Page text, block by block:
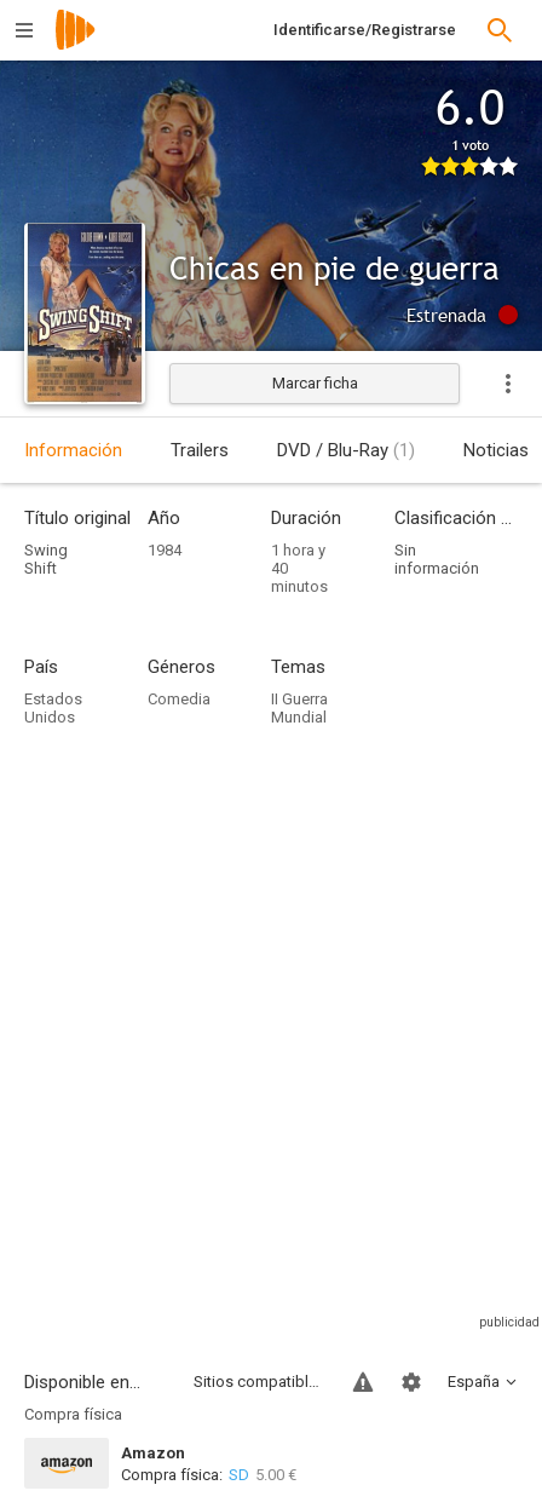
Identificarse/Registrarse
6.0
1 voto
Chicas en pie de guerra
Estrenada
Marcar ficha
Información Trailers DVD / Blu-Ray (1) Noticias
Título original
Swing
Shift
Año
1984
Duración
1 hora y
40
minutos
Clasificación por edades
Sin
información
País
Estados
Unidos
Géneros
Comedia
Temas
II Guerra
Mundial
Disponible en... España
Sitios compatibles
Compra física
Amazon
Compra física: SD 5.00 €